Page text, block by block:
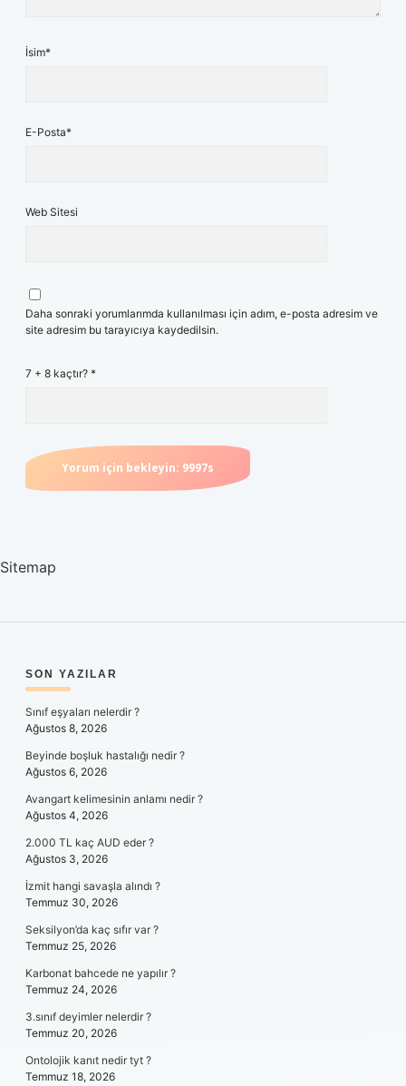
İsim*
E-Posta*
Web Sitesi
Daha sonraki yorumlarımda kullanılması için adım, e-posta adresim ve
site adresim bu tarayıcıya kaydedilsin.
7 + 8 kaçtır? *
Sitemap
SIDEBAR
SON YAZILAR
Sınıf eşyaları nelerdir ?
Ağustos 8, 2026
Beyinde boşluk hastalığı nedir ?
Ağustos 6, 2026
Avangart kelimesinin anlamı nedir ?
Ağustos 4, 2026
2.000 TL kaç AUD eder ?
Ağustos 3, 2026
İzmit hangi savaşla alındı ?
Temmuz 30, 2026
Seksilyon’da kaç sıfır var ?
Temmuz 25, 2026
Karbonat bahcede ne yapılır ?
Temmuz 24, 2026
3.sınıf deyimler nelerdir ?
Temmuz 20, 2026
Ontolojik kanıt nedir tyt ?
Temmuz 18, 2026